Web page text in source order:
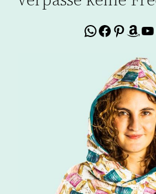
WhatsApp